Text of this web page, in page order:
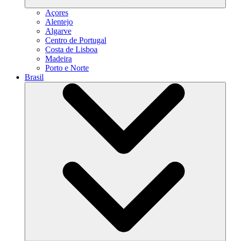
Açores
Alentejo
Algarve
Centro de Portugal
Costa de Lisboa
Madeira
Porto e Norte
Brasil